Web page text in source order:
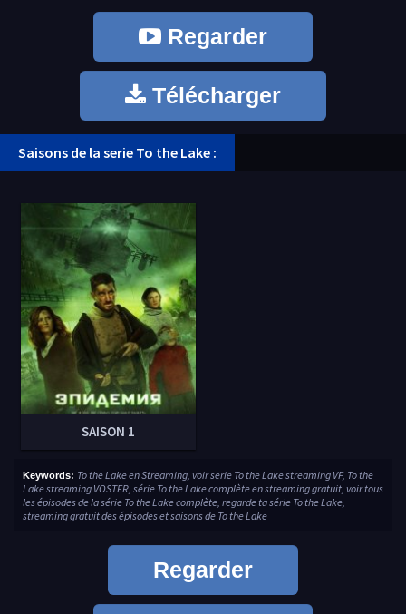
Regarder
Télécharger
Saisons de la serie To the Lake :
SAISON 1
Keywords: To the Lake en Streaming, voir serie To the Lake streaming VF, To the
Lake streaming VOSTFR, série To the Lake complète en streaming gratuit, voir tous
les épisodes de la série To the Lake complète, regarde ta série To the Lake,
streaming gratuit des épisodes et saisons de To the Lake
Regarder